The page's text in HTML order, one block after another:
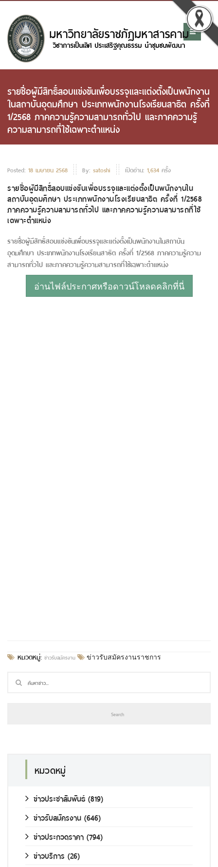
รายชื่อผู้มีสิทธิ์สอบแข่งขันเพื่อบรรจุและแต่งตั้งเป็นพนักงาน
ในสถาบันอุดมศึกษา ประเภทพนักงานโรงเรียนสาธิต ครั้งที่
1/2568 ภาคความรู้ความสามารถทั่วไป และภาคความรู้
ความสามารถที่ใช้เฉพาะตำแหน่ง
Posted: 18 เมษายน 2568 By: satoshi เปิดอ่าน: 1,634 ครั้ง
รายชื่อผู้มีสิทธิ์สอบแข่งขันเพื่อบรรจุและแต่งตั้งเป็นพนักงานใน
สถาบันอุดมศึกษา ประเภทพนักงานโรงเรียนสาธิต ครั้งที่ 1/2568
ภาคความรู้ความสามารถทั่วไป และภาคความรู้ความสามารถที่ใช้
เฉพาะตำแหน่ง
รายชื่อผู้มีสิทธิ์สอบแข่งขันเพื่อบรรจุและแต่งตั้งเป็นพนักงานในสถาบัน
อุดมศึกษา ประเภทพนักงานโรงเรียนสาธิต ครั้งที่ 1/2568 ภาคความรู้ความ
สามารถทั่วไป และภาคความรู้ความสามารถที่ใช้เฉพาะตำแหน่ง
อ่านไฟล์ประกาศหรือดาวน์โหลดคลิกที่นี่
หมวดหมู่: ข่าวรับสมัครงาน ข่าวรับสมัครงานราชการ
หมวดหมู่
ข่าวประชาสัมพันธ์ (819)
ข่าวรับสมัครงาน (646)
ข่าวประกวดราคา (794)
ข่าวบริการ (26)